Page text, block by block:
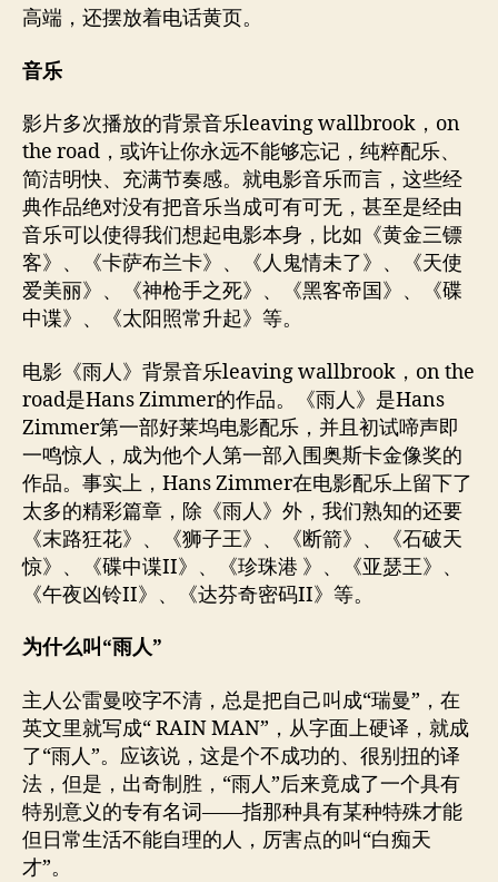
高端，还摆放着电话黄页。
音乐
影片多次播放的背景音乐leaving wallbrook，on
the road，或许让你永远不能够忘记，纯粹配乐、
简洁明快、充满节奏感。就电影音乐而言，这些经
典作品绝对没有把音乐当成可有可无，甚至是经由
音乐可以使得我们想起电影本身，比如《黄金三镖
客》、《卡萨布兰卡》、《人鬼情未了》、《天使
爱美丽》、《神枪手之死》、《黑客帝国》、《碟
中谍》、《太阳照常升起》等。
电影《雨人》背景音乐leaving wallbrook，on the
road是Hans Zimmer的作品。《雨人》是Hans
Zimmer第一部好莱坞电影配乐，并且初试啼声即
一鸣惊人，成为他个人第一部入围奥斯卡金像奖的
作品。事实上，Hans Zimmer在电影配乐上留下了
太多的精彩篇章，除《雨人》外，我们熟知的还要
《末路狂花》、《狮子王》、《断箭》、《石破天
惊》、《碟中谍II》、《珍珠港 》、《亚瑟王》、
《午夜凶铃II》、《达芬奇密码II》等。
为什么叫“雨人”
主人公雷曼咬字不清，总是把自己叫成“瑞曼”，在
英文里就写成“ RAIN MAN”，从字面上硬译，就成
了“雨人”。应该说，这是个不成功的、很别扭的译
法，但是，出奇制胜，“雨人”后来竟成了一个具有
特别意义的专有名词——指那种具有某种特殊才能
但日常生活不能自理的人，厉害点的叫“白痴天
才”。